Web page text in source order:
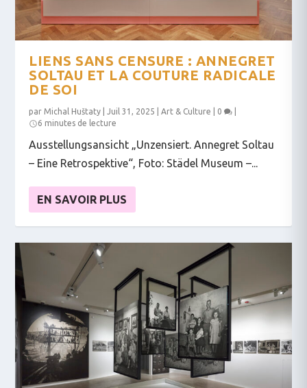
LIENS SANS CENSURE : ANNEGRET
SOLTAU ET LA COUTURE RADICALE
DE SOI
par Michal Huštaty |Juil 31, 2025 |Art & Culture 0
6 minutes de lecture
Ausstellungsansicht „Unzensiert. Annegret Soltau
– Eine Retrospektive“, Foto: Städel Museum –...
EN SAVOIR PLUS